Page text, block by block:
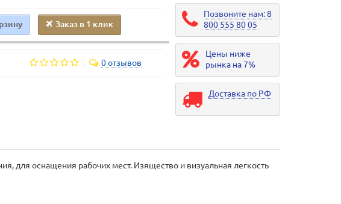
Заказ в 1 клик
0 отзывов
Позвоните нам: 8
800 555 80 05
Цены ниже
рынка на 7%
Доставка по РФ
для оснащения рабочих мест. Изящество и визуальная легкость